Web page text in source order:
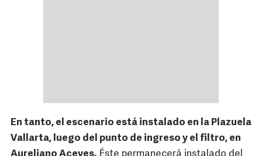
En tanto, el escenario está instalado en la Plazuela
Vallarta, luego del punto de ingreso y el filtro, en